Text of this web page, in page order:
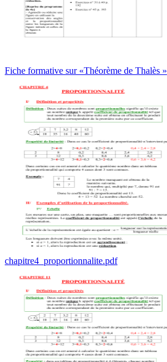
Fiche formative sur «Théorème de Thalès »
chapitre4_proportionnalite.pdf